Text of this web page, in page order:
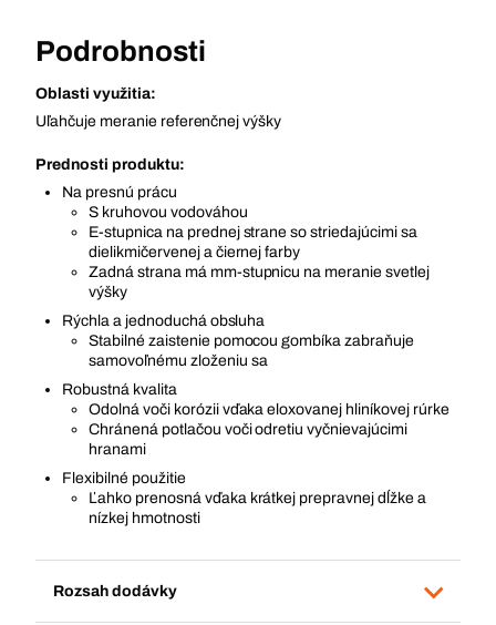
Podrobnosti
Oblasti využitia:
Uľahčuje meranie referenčnej výšky
Prednosti produktu:
Na presnú prácu
S kruhovou vodováhou
E-stupnica na prednej strane so striedajúcimi sa
dielikmičervenej a čiernej farby
Zadná strana má mm-stupnicu na meranie svetlej
výšky
Rýchla a jednoduchá obsluha
Stabilné zaistenie pomocou gombíka zabraňuje
samovoľnému zloženiu sa
Robustná kvalita
Odolná voči korózii vďaka eloxovanej hliníkovej rúrke
Chránená potlačou voči odretiu vyčnievajúcimi
hranami
Flexibilné použitie
Ľahko prenosná vďaka krátkej prepravnej dĺžke a
nízkej hmotnosti
Rozsah dodávky